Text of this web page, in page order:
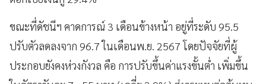
ขณะที่ดัชนีฯ คาดการณ์ 3 เดือนข้างหน้า อยู่ที่ระดับ 95.5
ปรับตัวลดลงจาก 96.7 ในเดือนพ.ย. 2567 โดยปัจจัยที่ผู้
ประกอบยังคงห่วงกังวล คือ การปรับขึ้นค่าแรงขั้นต่ำ เพิ่มขึ้น